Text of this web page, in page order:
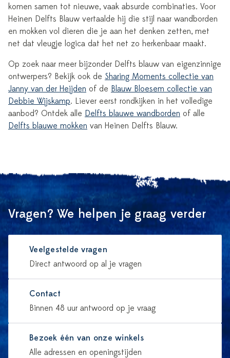
komen samen tot nieuwe, vaak absurde combinaties. Voor
Heinen Delfts Blauw vertaalde hij die stijl naar wandborden
en mokken vol dieren die je aan het denken zetten, met
net dat vleugje logica dat het net zo herkenbaar maakt.
Op zoek naar meer bijzonder Delfts blauw van eigenzinnige
ontwerpers? Bekijk ook de Sharing Moments collectie van
Janny van der Heijden of de Blauw Bloesem collectie van
Debbie Wijskamp. Liever eerst rondkijken in het volledige
aanbod? Ontdek alle Delfts blauwe wandborden of alle
Delfts blauwe mokken van Heinen Delfts Blauw.
Vragen? We helpen je graag verder
Veelgestelde vragen
Direct antwoord op al je vragen
Contact
Binnen 48 uur antwoord op je vraag
Bezoek één van onze winkels
Alle adressen en openingstijden